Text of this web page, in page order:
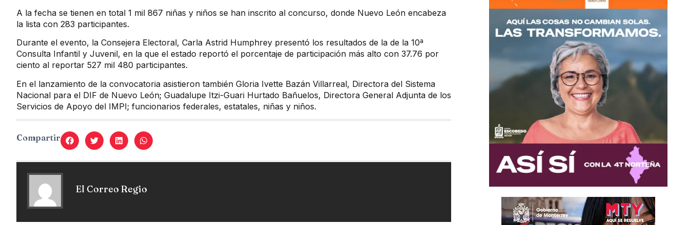
A la fecha se tienen en total 1 mil 867 niñas y niños se han inscrito al concurso, donde Nuevo León encabeza
la lista con 283 participantes.
Durante el evento, la Consejera Electoral, Carla Astrid Humphrey presentó los resultados de la de la 10ª
Consulta Infantil y Juvenil, en la que el estado reportó el porcentaje de participación más alto con 37.76 por
ciento al reportar 527 mil 480 participantes.
En el lanzamiento de la convocatoria asistieron también Gloria Ivette Bazán Villarreal, Directora del Sistema
Nacional para el DIF de Nuevo León; Guadalupe Itzi-Guari Hurtado Bañuelos, Directora General Adjunta de los
Servicios de Apoyo del IMPI; funcionarios federales, estatales, niñas y niños.
Compartir
El Correo Regio